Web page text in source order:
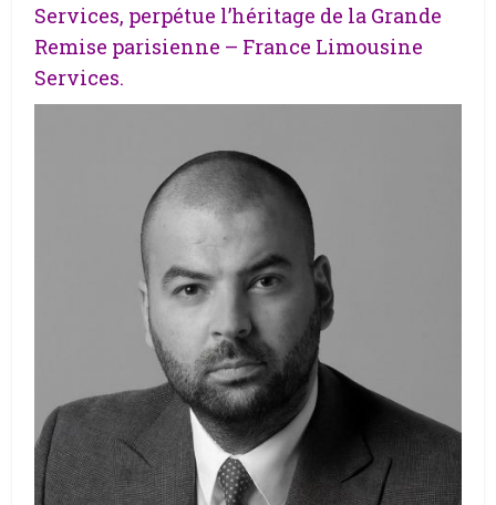
Services, perpétue l’héritage de la Grande
Remise parisienne – France Limousine
Services.